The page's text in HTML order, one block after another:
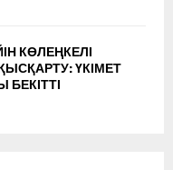
КӨЛЕҢКЕЛІ
ҮКІМЕТ